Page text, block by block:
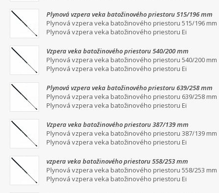
Plynová vzpera veka batožinového priestoru 515/196 mm
Plynová vzpera veka batožinového priestoru 515/196 mm
Plynová vzpera veka batožinového priestoru Ei
Vzpera veka batožinového priestoru 540/200 mm
Plynová vzpera veka batožinového priestoru 540/200 mm
Plynová vzpera veka batožinového priestoru Ei
Plynová vzpera veka batožinového priestoru 639/258 mm
Plynová vzpera veka batožinového priestoru 639/258 mm
Plynová vzpera veka batožinového priestoru Ei
Vzpera veka batožinového priestoru 387/139 mm
Plynová vzpera veka batožinového priestoru 387/139 mm
Plynová vzpera veka batožinového priestoru Ei
vzpera veka batožinového priestoru 558/253 mm
Plynová vzpera veka batožinového priestoru 558/253 mm
Plynová vzpera veka batožinového priestoru Ei